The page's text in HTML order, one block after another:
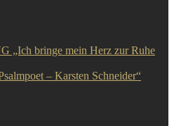
„Ich bringe mein Herz zur Ruhe
– Karsten Schneider“